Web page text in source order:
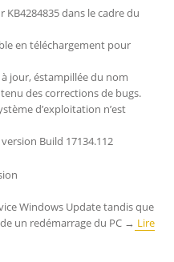
KB4284835 dans le cadre du
en téléchargement pour
jour, éstampillée du nom
des corrections de bugs.
d’exploitation n’est
Build 17134.112
Windows Update tandis que
un redémarrage du PC → Lire